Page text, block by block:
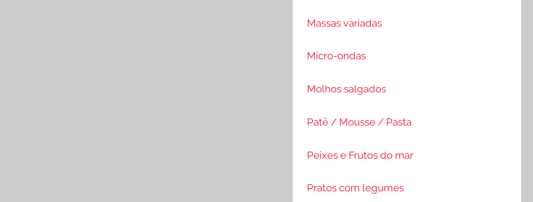
Massas variadas
Micro-ondas
Molhos salgados
Patê / Mousse / Pasta
Peixes e Frutos do mar
Pratos com legumes